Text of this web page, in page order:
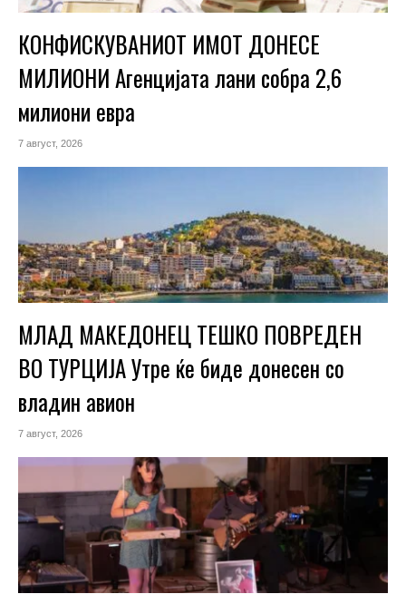
КОНФИСКУВАНИОТ ИМОТ ДОНЕСЕ
МИЛИОНИ Агенцијата лани собра 2,6
милиони евра
7 август, 2026
МЛАД МАКЕДОНЕЦ ТЕШКО ПОВРЕДЕН
ВО ТУРЦИЈА Утре ќе биде донесен со
владин авион
7 август, 2026